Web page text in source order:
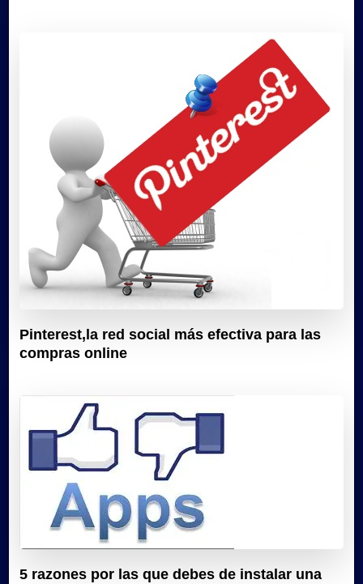
Pinterest,la red social más efectiva para las
compras online
5 razones por las que debes de instalar una